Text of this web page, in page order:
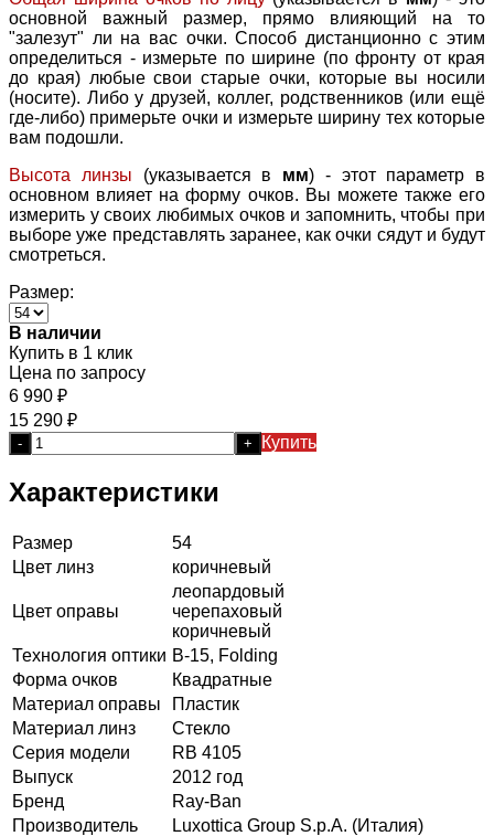
основной важный размер, прямо влияющий на то
"залезут" ли на вас очки. Способ дистанционно с этим
определиться - измерьте по ширине (по фронту от края
до края) любые свои старые очки, которые вы носили
(носите). Либо у друзей, коллег, родственников (или ещё
где-либо) примерьте очки и измерьте ширину тех которые
вам подошли.
Высота линзы (указывается в мм) - этот параметр в
основном влияет на форму очков. Вы можете также его
измерить у своих любимых очков и запомнить, чтобы при
выборе уже представлять заранее, как очки сядут и будут
смотреться.
Размер:
В наличии
Купить в 1 клик
Цена по запросу
6 990 ₽
15 290 ₽
- + Купить
Характеристики
Размер
54
Цвет линз
коричневый
Цвет оправы
леопардовый
черепаховый
коричневый
Технология оптики B-15, Folding
Форма очков
Квадратные
Материал оправы
Пластик
Материал линз
Стекло
Серия модели
RB 4105
Выпуск
2012 год
Бренд
Ray-Ban
Производитель
Luxottica Group S.p.A. (Италия)